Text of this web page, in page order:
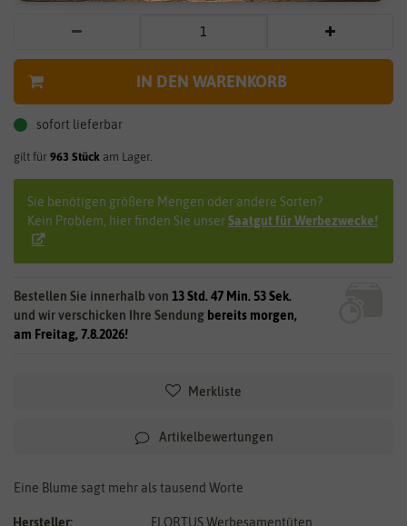
IN DEN WARENKORB
sofort lieferbar
gilt für 963 Stück am Lager.
Sie benötigen größere Mengen oder andere Sorten?
Kein Problem, hier finden Sie unserSaatgut für Werbezwecke!
Bestellen Sie innerhalb von 13 Std. 47 Min. 52 Sek.
und wir verschicken Ihre Sendung bereits morgen,
am Freitag, 7.8.2026!
Merkliste
Artikelbewertungen
Eine Blume sagt mehr als tausend Worte
Hersteller:
FLORTUS Werbesamentüten